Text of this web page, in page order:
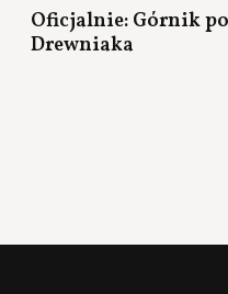
Oficjalnie: Górnik
Drewniaka